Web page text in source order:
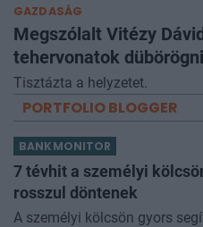
GAZDASÁG
Megszólalt Vitézy
tehervonatok
Tisztázta a helyzetet.
PORTFOLIO BLOGGER
BANKMONITOR
7 tévhit a személyi
rosszul döntenek
A személyi kölcsön gyors